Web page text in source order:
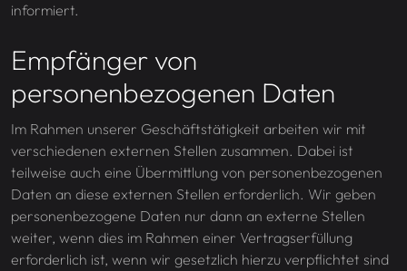
informiert.
Empfänger von
personenbezogenen Daten
Im Rahmen unserer Geschäftstätigkeit arbeiten wir mit
verschiedenen externen Stellen zusammen. Dabei ist
teilweise auch eine Übermittlung von personenbezogenen
Daten an diese externen Stellen erforderlich. Wir geben
personenbezogene Daten nur dann an externe Stellen
weiter, wenn dies im Rahmen einer Vertragserfüllung
erforderlich ist, wenn wir gesetzlich hierzu verpflichtet sind